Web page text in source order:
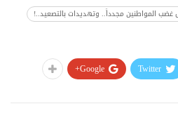
لوضع حلول عاجلة، مؤكدين أن
قد يدفع بهم إلى مزيد من
غضب المواطنين مجدداً.. وتهديدات بالتصعيد..!
Twitter
Google+